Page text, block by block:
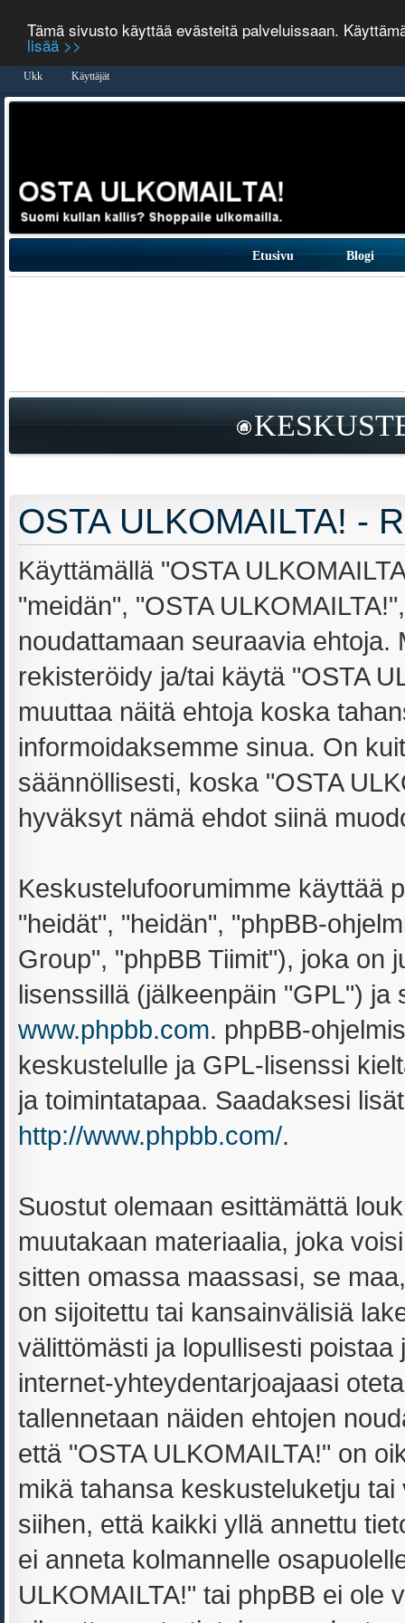
Tämä sivusto käyttää evästeitä palveluissaan.
lisää >>
Ukk Käyttäjät
Etusivu Blogi
OSTA ULKOMAILTA! -
Käyttämällä "OSTA
"meidän", "OSTA
noudattamaan seuraavia
rekisteröidy ja/tai käytä "OSTA
muuttaa näitä ehtoja koska
informoidaksemme sinua. On
säännöllisesti, koska "OSTA
hyväksyt nämä ehdot siinä
Keskustelufoorumimme käyttää
"heidät", "heidän", "phpBB-
Group", "phpBB Tiimit"), joka on
lisenssillä (jälkeenpäin "GPL")
www.phpbb.com. phpBB-
keskustelulle ja GPL-lisenssi
ja toimintatapaa. Saadaksesi
http://www.phpbb.com/.
Suostut olemaan esittämättä
muutakaan materiaalia, joka
sitten omassa maassasi, se
on sijoitettu tai kansainvälisiä
välittömästi ja lopullisesti
internet-yhteydentarjoajaasi
tallennetaan näiden ehtojen
että "OSTA ULKOMAILTA!" on
mikä tahansa keskusteluketju
siihen, että kaikki yllä annettu
ei anneta kolmannelle
ULKOMAILTA!" tai phpBB ei ole